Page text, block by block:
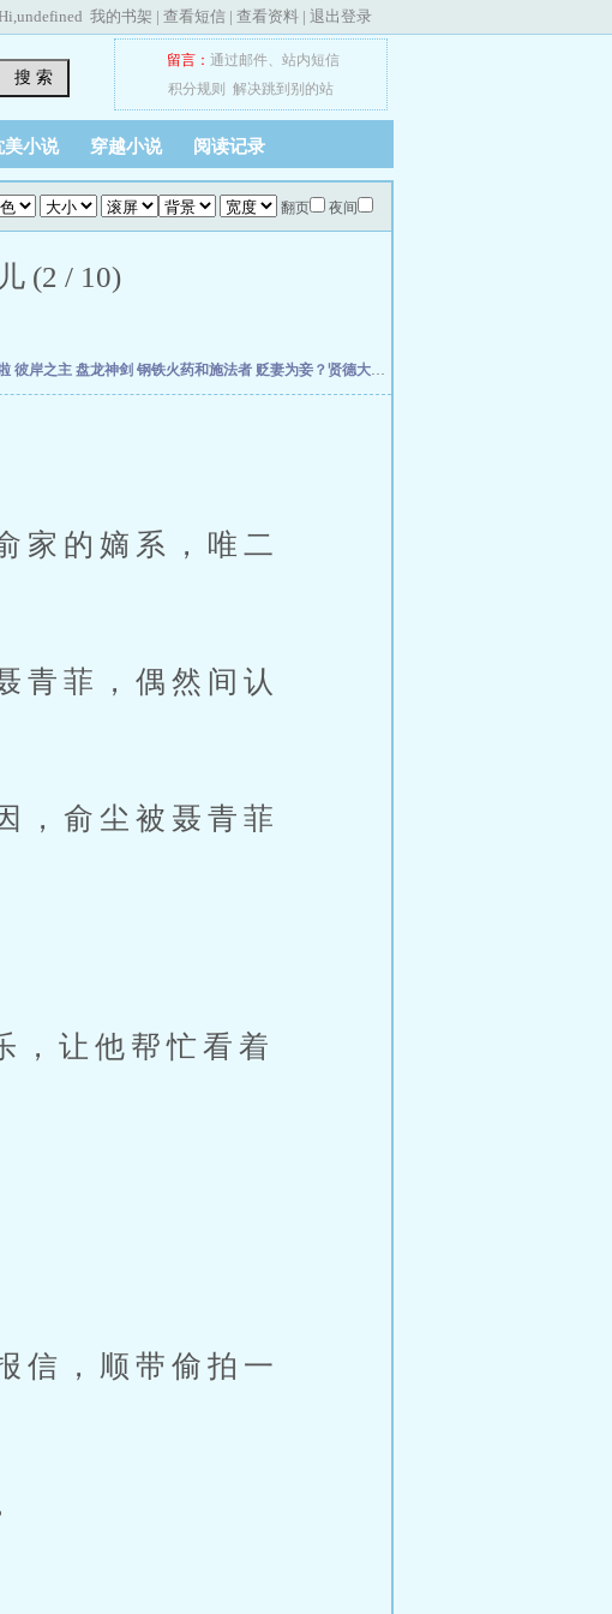
undefined 我的书架 | 查看短信 | 查看资料 | 退出登录
搜 索
留言： 通过邮件、 站内短信
积分规则
解决跳到别的站
美小说 穿越小说 阅读记录
翻页 夜间
(2 / 10)
彼岸之主 盘龙神剑 钢铁火药和施法者 贬妻为妾？贤德大妇她掀桌了
的嫡系，唯二
菲，偶然间认
俞尘被聂青菲
让他帮忙看着
，顺带偷拍一